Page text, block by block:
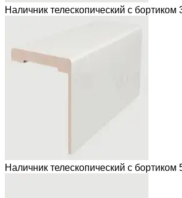
Наличник телескопический с бортиком
Наличник телескопический с бортиком